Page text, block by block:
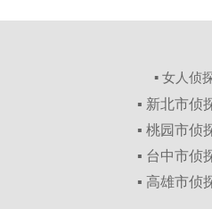
▪ 女人侦
▪ 新北市侦
▪ 桃园市侦
▪ 台中市侦
▪ 高雄市侦